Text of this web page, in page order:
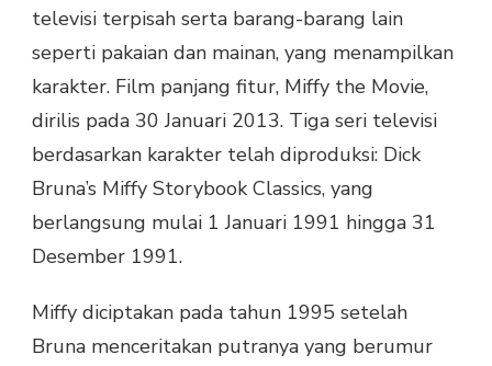
televisi terpisah serta barang-barang lain
seperti pakaian dan mainan, yang menampilkan
karakter. Film panjang fitur, Miffy the Movie,
dirilis pada 30 Januari 2013. Tiga seri televisi
berdasarkan karakter telah diproduksi: Dick
Bruna’s Miffy Storybook Classics, yang
berlangsung mulai 1 Januari 1991 hingga 31
Desember 1991.
Miffy diciptakan pada tahun 1995 setelah
Bruna menceritakan putranya yang berumur